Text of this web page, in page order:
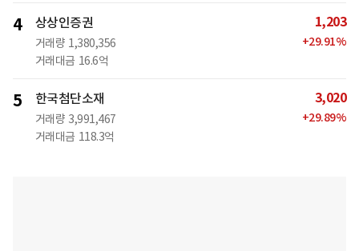
4 상상인증권
거래량 1,380,356
거래대금 16.6억
1,203
+29.91%
5 한국첨단소재
거래량 3,991,467
거래대금 118.3억
3,020
+29.89%